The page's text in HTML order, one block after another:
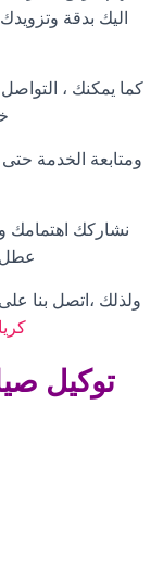
اليك بدقة
كما يمكنك ،
ومتابعة الخدمة
نشاركك اهتمامك
عطل
ولذلك ،اتصل بنا
توكيل